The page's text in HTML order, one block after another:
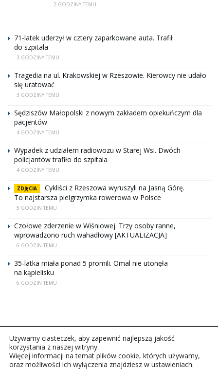
2 GODZINY TEMU
71-latek uderzył w cztery zaparkowane auta. Trafił
do szpitala
3 GODZINY TEMU
Tragedia na ul. Krakowskiej w Rzeszowie. Kierowcy nie udało
się uratować
3 GODZINY TEMU
Sędziszów Małopolski z nowym zakładem opiekuńczym dla
pacjentów
4 GODZINY TEMU
Wypadek z udziałem radiowozu w Starej Wsi. Dwóch
policjantów trafiło do szpitala
4 GODZINY TEMU
ZDJĘCIA
Cykliści z Rzeszowa wyruszyli na Jasną Górę.
To najstarsza pielgrzymka rowerowa w Polsce
5 GODZIN TEMU
Czołowe zderzenie w Wiśniowej. Trzy osoby ranne,
wprowadzono ruch wahadłowy [AKTUALIZACJA]
6 GODZIN TEMU
35-latka miała ponad 5 promili. Omal nie utonęła
na kąpielisku
6 GODZIN TEMU
Używamy ciasteczek, aby zapewnić najlepszą jakość
korzystania z naszej witryny.
Więcej informacji na temat plików cookie, których używamy,
oraz możliwości ich wyłączenia znajdziesz w ustawieniach.